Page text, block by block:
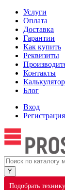
Услуги
Оплата
Доставка
Гарантии
Как купить
Реквизиты
Контакты
Блог
Вход
Регистрация
Подобрать технику